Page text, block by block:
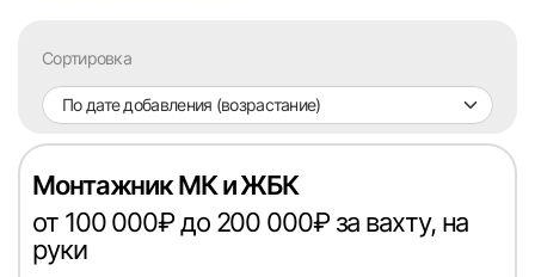
Пермь
Оренбург
Волгоград
Сортировка
По дате добавления (возрастание)
Монтажник МК и ЖБК
от 100 000₽ до 200 000₽ за вахту, на
руки